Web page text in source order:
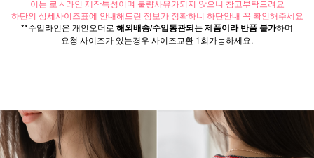
이는 로ㅅ라인 제작특성이며 불량사유가되지 않으니 참고부탁드려요
하단의 상세사이즈표에 안내해드린 정보가 정확하니 하단안내 꼭 확인해주세요
**수입라인은 개인오더로 해외배송/수입통관되는 제품이라 반품 불가하며
요청 사이즈가 있는경우 사이즈교환 1회가능하세요.
----------------------------------------------------------------------------------------------